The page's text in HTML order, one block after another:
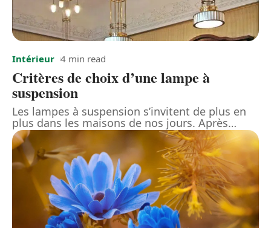
Intérieur 4 min read
Critères de choix d’une lampe à
suspension
Les lampes à suspension s’invitent de plus en
plus dans les maisons de nos jours. Après…